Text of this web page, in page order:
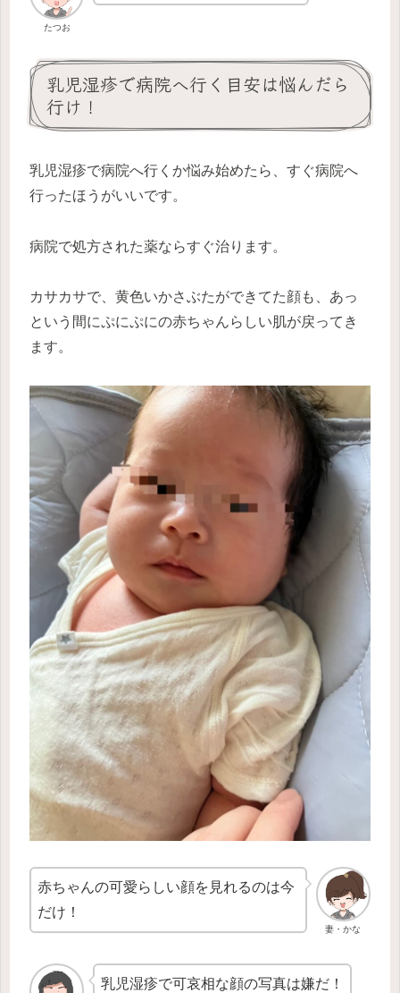
たつお
乳児湿疹で病院へ行く目安は悩んだら
行け！
乳児湿疹で病院へ行くか悩み始めたら、すぐ病院へ
行ったほうがいいです。
病院で処方された薬ならすぐ治ります。
カサカサで、黄色いかさぶたができてた顔も、あっ
という間にぷにぷにの赤ちゃんらしい肌が戻ってき
ます。
妻・かな
赤ちゃんの可愛らしい顔を見れるのは今
だけ！
乳児湿疹で可哀相な顔の写真は嫌だ！